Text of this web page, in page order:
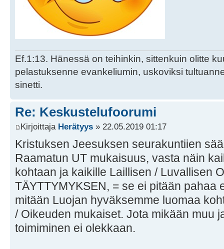
Ef.1:13. Hänessä on teihinkin, sittenkuin olitte
pelastuksenne evankeliumin, uskoviksi
sinetti.
Re: Keskustelufoorumi
Kirjoittaja Herätyys » 22.05.2019 01:17
Kristuksen Jeesuksen seurakuntiien
Raamatun UT mukaisuus, vasta näin
kohtaan ja kaikille Laillisen / Luvallisen
TÄYTTYMYKSEN, = se ei pitään pahaa
mitään Luojan hyväksemme luomaa
/ Oikeuden mukaiset. Jota mikään muu
toimiminen ei olekkaan.